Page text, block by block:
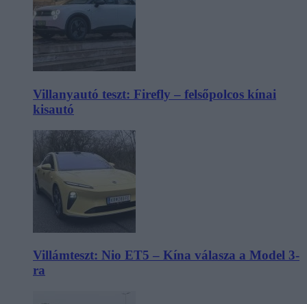
Villanyautó teszt: Firefly – felsőpolcos kínai
kisautó
Villámteszt: Nio ET5 – Kína válasza a Model 3-
ra